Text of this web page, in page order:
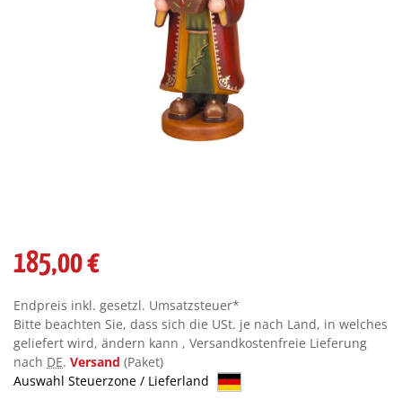
185,00 €
Endpreis inkl. gesetzl. Umsatzsteuer*
Bitte beachten Sie, dass sich die USt. je nach Land, in welches
geliefert wird, ändern kann , Versandkostenfreie Lieferung
nach DE. Versand (Paket)
Auswahl Steuerzone / Lieferland